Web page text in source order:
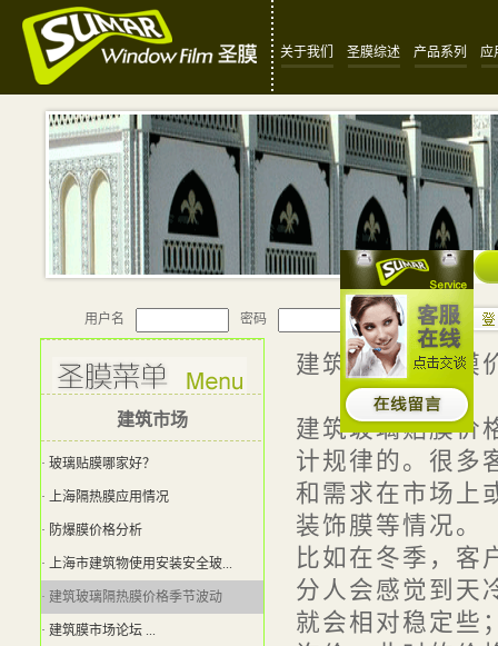
关于我们 圣膜综述 产品系列 应
用户名 密码
建筑市场
· 玻璃贴膜哪家好？
· 上海隔热膜应用情况
· 防爆膜价格分析
· 上海市建筑物使用安装安全玻...
· 建筑玻璃隔热膜价格季节波动
· 建筑膜市场论坛 ...
建筑玻璃隔热膜
建筑玻璃贴膜价
计规律的。很多
和需求在市场上
装饰膜等情况。
比如在冬季，客
分人会感觉到天
就会相对稳定些